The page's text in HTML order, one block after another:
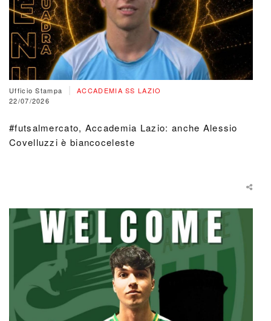
Ufficio Stampa
ACCADEMIA SS LAZIO
22/07/2026
#futsalmercato, Accademia Lazio: anche Alessio
Covelluzzi è biancoceleste